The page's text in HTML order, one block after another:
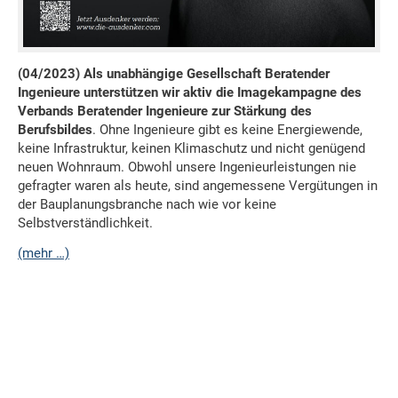
(04/2023) Als unabhängige Gesellschaft Beratender
Ingenieure unterstützen wir aktiv die Imagekampagne des
Verbands Beratender Ingenieure zur Stärkung des
Berufsbildes. Ohne Ingenieure gibt es keine Energiewende,
keine Infrastruktur, keinen Klimaschutz und nicht genügend
neuen Wohnraum. Obwohl unsere Ingenieurleistungen nie
gefragter waren als heute, sind angemessene Vergütungen in
der Bauplanungsbranche nach wie vor keine
Selbstverständlichkeit.
(mehr …)